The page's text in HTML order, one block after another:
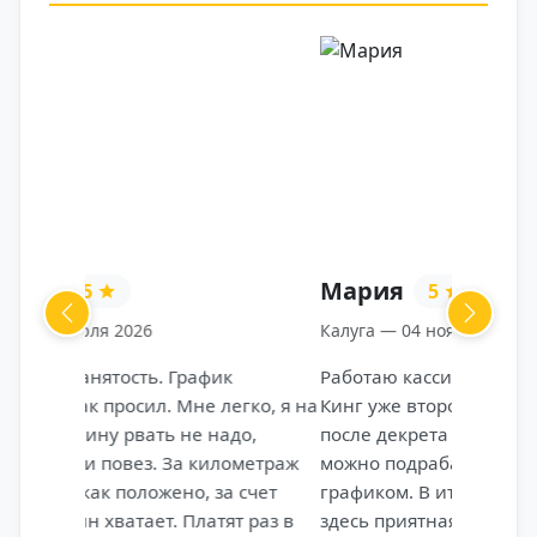
Мария
Калуга — 04 ноября 2025
Работаю кассиром в ресторане Бургер
Кинг уже второй год. Пришла сюда
после декрета — искала место, где
можно подрабатывать с гибким
графиком. В итоге осталась, потому что
здесь приятная атмосфера, стабильная
Previous Next